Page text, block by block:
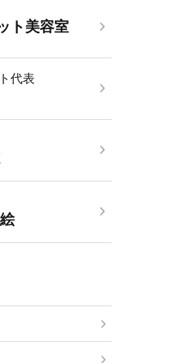
ト美容室
代表